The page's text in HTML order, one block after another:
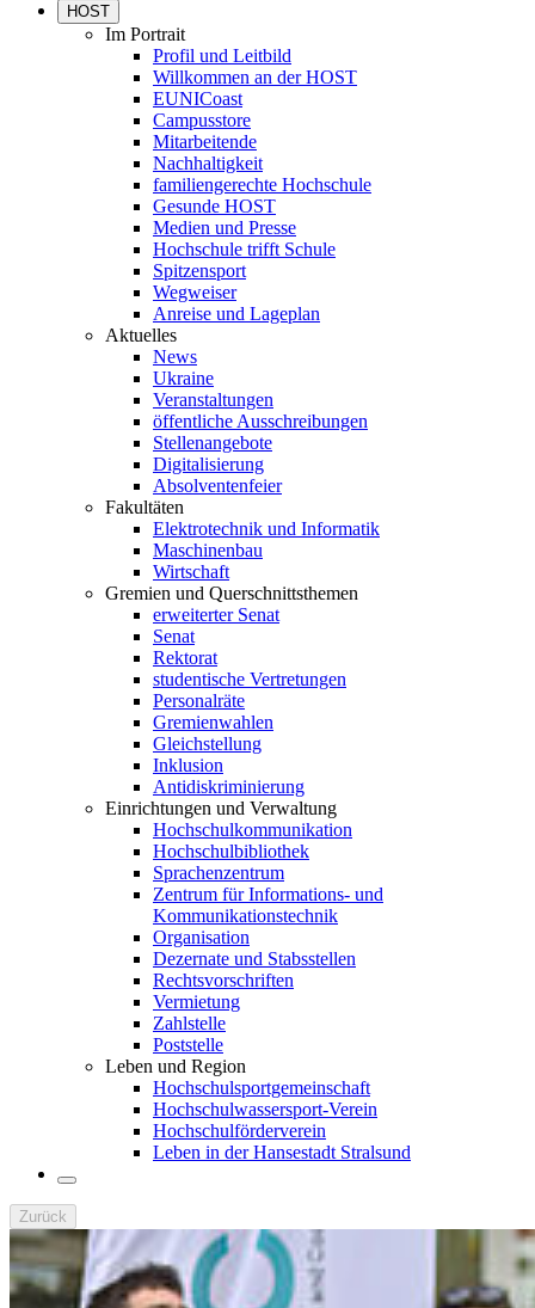
HOST
Im Portrait
Profil und Leitbild
Willkommen an der HOST
EUNICoast
Campusstore
Mitarbeitende
Nachhaltigkeit
familiengerechte Hochschule
Gesunde HOST
Medien und Presse
Hochschule trifft Schule
Spitzensport
Wegweiser
Anreise und Lageplan
Aktuelles
News
Ukraine
Veranstaltungen
öffentliche Ausschreibungen
Stellenangebote
Digitalisierung
Absolventenfeier
Fakultäten
Elektrotechnik und Informatik
Maschinenbau
Wirtschaft
Gremien und Querschnittsthemen
erweiterter Senat
Senat
Rektorat
studentische Vertretungen
Personalräte
Gremienwahlen
Gleichstellung
Inklusion
Antidiskriminierung
Einrichtungen und Verwaltung
Hochschulkommunikation
Hochschulbibliothek
Sprachenzentrum
Zentrum für Informations- und
Kommunikationstechnik
Organisation
Dezernate und Stabsstellen
Rechtsvorschriften
Vermietung
Zahlstelle
Poststelle
Leben und Region
Hochschulsportgemeinschaft
Hochschulwassersport-Verein
Hochschulförderverein
Leben in der Hansestadt Stralsund
Zurück